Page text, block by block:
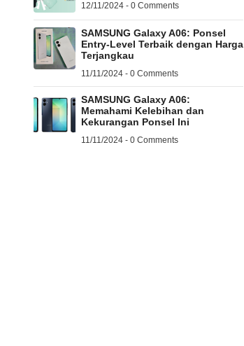
12/11/2024 - 0 Comments
SAMSUNG Galaxy A06: Ponsel
Entry-Level Terbaik dengan Harga
Terjangkau
11/11/2024 - 0 Comments
SAMSUNG Galaxy A06:
Memahami Kelebihan dan
Kekurangan Ponsel Ini
11/11/2024 - 0 Comments